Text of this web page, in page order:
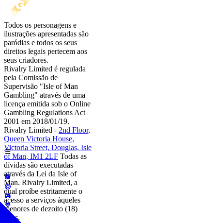
Todos os personagens e
ilustrações apresentadas são
paródias e todos os seus
direitos legais pertecem aos
seus criadores.
Rivalry Limited é regulada
pela Comissão de
Supervisão "Isle of Man
Gambling" através de uma
licença emitida sob o Online
Gambling Regulations Act
2001 em 2018/01/19.
Rivalry Limited - 2nd Floor,
Queen Victoria House,
Victoria Street, Douglas, Isle
of Man, IM1 2LF Todas as
dívidas são executadas
através da Lei da Isle of
Man. Rivalry Limited, a
qual proíbe estritamente o
acesso a serviços àqueles
menores de dezoito (18)
anos.